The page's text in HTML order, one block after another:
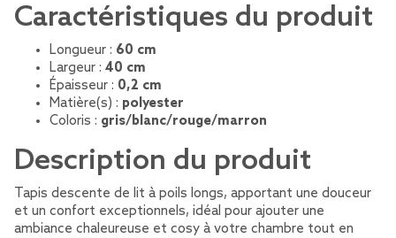
Caractéristiques du produit
Longueur : 60 cm
Largeur : 40 cm
Épaisseur : 0,2 cm
Matière(s) : polyester
Coloris : gris/blanc/rouge/marron
Description du produit
Tapis descente de lit à poils longs, apportant une douceur
et un confort exceptionnels, idéal pour ajouter une
ambiance chaleureuse et cosy à votre chambre tout en